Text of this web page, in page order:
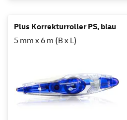
Plus Korrekturroller PS, blau
5 mm x 6 m (B x L)